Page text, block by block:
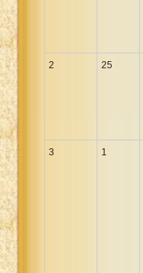
2 25
3 1